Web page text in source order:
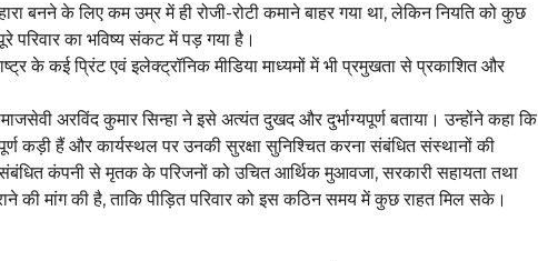
बनने के लिए कम उम्र में ही रोजी-रोटी कमाने बाहर गया था, लेकिन नियति को कुछ
का भविष्य संकट में पड़ गया है।
के कई प्रिंट एवं इलेक्ट्रॉनिक मीडिया माध्यमों में भी प्रमुखता से प्रकाशित और
अरविंद कुमार सिन्हा ने इसे अत्यंत दुखद और दुर्भाग्यपूर्ण बताया। उन्होंने कहा कि
कड़ी हैं और कार्यस्थल पर उनकी सुरक्षा सुनिश्चित करना संबंधित संस्थानों की
संबंधित कंपनी से मृतक के परिजनों को उचित आर्थिक मुआवजा, सरकारी सहायता तथा
की मांग की है, ताकि पीड़ित परिवार को इस कठिन समय में कुछ राहत मिल सके।